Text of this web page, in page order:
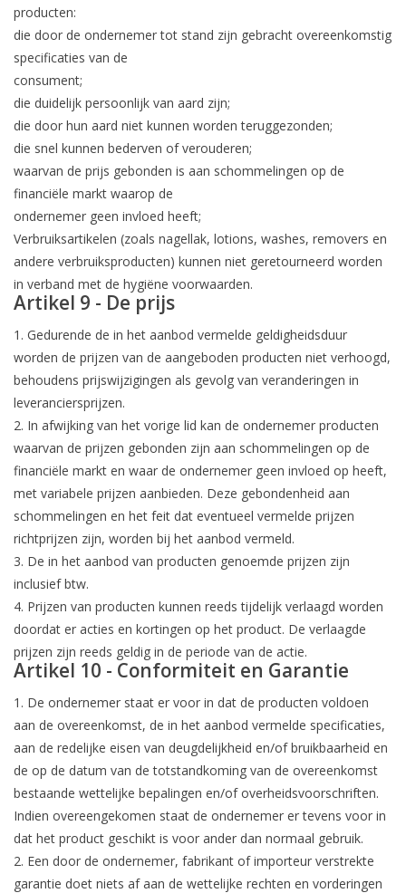
producten:
die door de ondernemer tot stand zijn gebracht overeenkomstig
specificaties van de
consument;
die duidelijk persoonlijk van aard zijn;
die door hun aard niet kunnen worden teruggezonden;
die snel kunnen bederven of verouderen;
waarvan de prijs gebonden is aan schommelingen op de
financiële markt waarop de
ondernemer geen invloed heeft;
Verbruiksartikelen (zoals nagellak, lotions, washes, removers en
andere verbruiksproducten) kunnen niet geretourneerd worden
in verband met de hygiëne voorwaarden.
Artikel 9 - De prijs
1. Gedurende de in het aanbod vermelde geldigheidsduur
worden de prijzen van de aangeboden producten niet verhoogd,
behoudens prijswijzigingen als gevolg van veranderingen in
leveranciersprijzen.
2. In afwijking van het vorige lid kan de ondernemer producten
waarvan de prijzen gebonden zijn aan schommelingen op de
financiële markt en waar de ondernemer geen invloed op heeft,
met variabele prijzen aanbieden. Deze gebondenheid aan
schommelingen en het feit dat eventueel vermelde prijzen
richtprijzen zijn, worden bij het aanbod vermeld.
3. De in het aanbod van producten genoemde prijzen zijn
inclusief btw.
4. Prijzen van producten kunnen reeds tijdelijk verlaagd worden
doordat er acties en kortingen op het product. De verlaagde
prijzen zijn reeds geldig in de periode van de actie.
Artikel 10 - Conformiteit en Garantie
1. De ondernemer staat er voor in dat de producten voldoen
aan de overeenkomst, de in het aanbod vermelde specificaties,
aan de redelijke eisen van deugdelijkheid en/of bruikbaarheid en
de op de datum van de totstandkoming van de overeenkomst
bestaande wettelijke bepalingen en/of overheidsvoorschriften.
Indien overeengekomen staat de ondernemer er tevens voor in
dat het product geschikt is voor ander dan normaal gebruik.
2. Een door de ondernemer, fabrikant of importeur verstrekte
garantie doet niets af aan de wettelijke rechten en vorderingen